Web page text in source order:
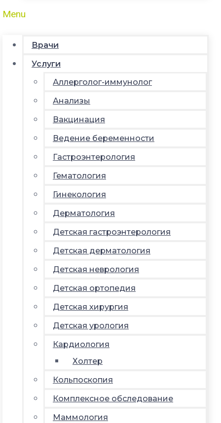
Menu
Врачи
Услуги
Аллерголог-иммунолог
Анализы
Вакцинация
Ведение беременности
Гастроэнтерология
Гематология
Гинекология
Дерматология
Детская гастроэнтерология
Детская дерматология
Детская неврология
Детская ортопедия
Детская хирургия
Детская урология
Кардиология
Холтер
Кольпоскопия
Комплексное обследование
Маммология